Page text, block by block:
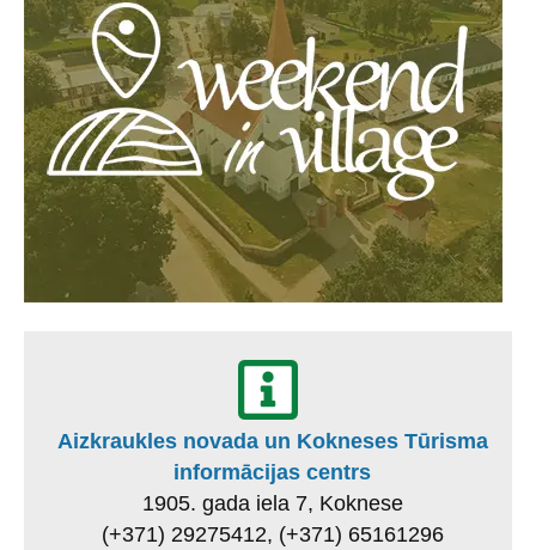
Aizkraukles novada un Kokneses Tūrisma
informācijas centrs
1905. gada iela 7, Koknese
(+371) 29275412, (+371) 65161296